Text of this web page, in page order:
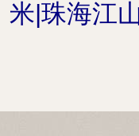
米|珠海江